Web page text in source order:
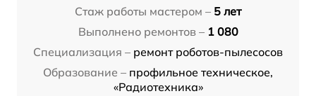
Стаж работы мастером – 5 лет
Выполнено ремонтов – 1 080
Специализация – ремонт роботов-пылесосов
Образование – профильное техническое,
«Радиотехника»